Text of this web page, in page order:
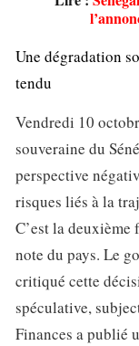
Une dégradation
tendu
Vendredi 10
souveraine du
perspective
risques liés à la
C’est la deuxième
note du pays. Le
critiqué cette
spéculative,
Finances a publié